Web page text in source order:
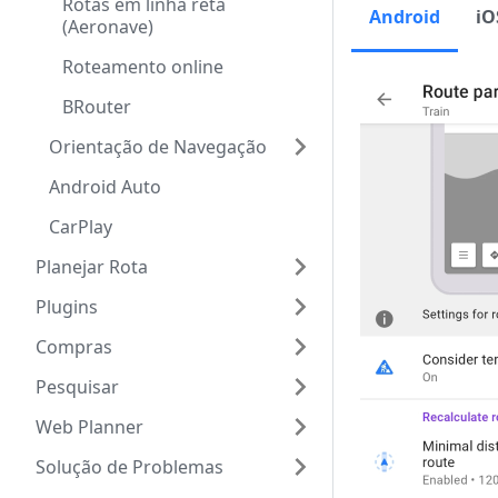
(Aeronave)
Roteamento online
BRouter
Orientação de Navegação
Android Auto
CarPlay
Planejar Rota
Plugins
Compras
Pesquisar
Web Planner
Solução de Problemas
Android